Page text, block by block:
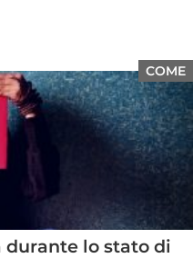
COME
lo stato di